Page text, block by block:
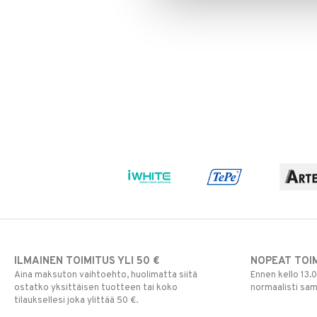
ILMAINEN TOIMITUS YLI 50 €
Aina maksuton vaihtoehto, huolimatta siitä
ostatko yksittäisen tuotteen tai koko
tilauksellesi joka ylittää 50 €.
NOPEAT
Ennen kello
normaalisti